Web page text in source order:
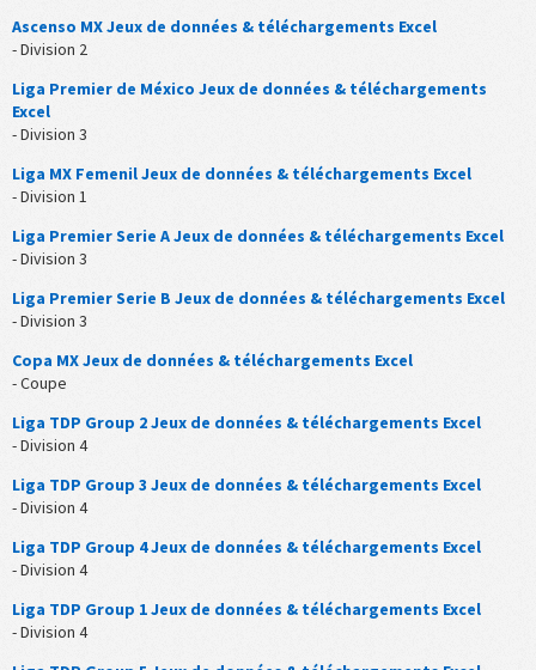
Ascenso MX Jeux de données & téléchargements Excel
- Division 2
Liga Premier de México Jeux de données & téléchargements
Excel
- Division 3
Liga MX Femenil Jeux de données & téléchargements Excel
- Division 1
Liga Premier Serie A Jeux de données & téléchargements Excel
- Division 3
Liga Premier Serie B Jeux de données & téléchargements Excel
- Division 3
Copa MX Jeux de données & téléchargements Excel
- Coupe
Liga TDP Group 2 Jeux de données & téléchargements Excel
- Division 4
Liga TDP Group 3 Jeux de données & téléchargements Excel
- Division 4
Liga TDP Group 4 Jeux de données & téléchargements Excel
- Division 4
Liga TDP Group 1 Jeux de données & téléchargements Excel
- Division 4